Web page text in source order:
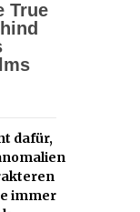
dafür,
immer